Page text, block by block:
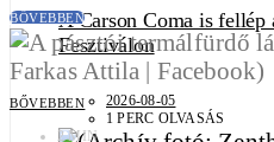
A Carson Coma is fellép
Fesztiválon
2026-08-05
1 PERC OLVASÁS
BŐVEBBEN
BŐVEBBEN
2 MIN